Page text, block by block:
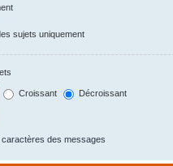
sujets uniquement
Croissant Décroissant
des messages